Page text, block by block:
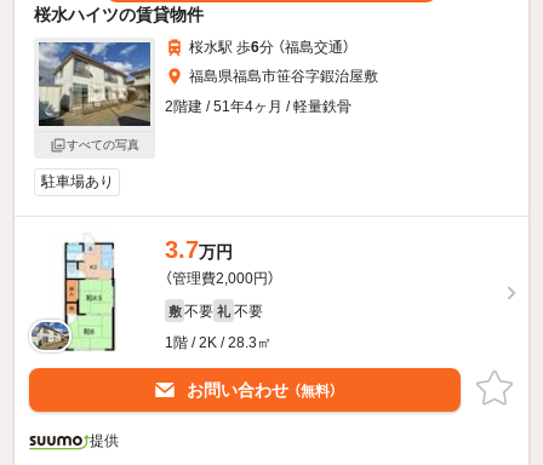
桜水ハイツの賃貸物件
すべての写真
桜水駅 歩6分 （福島交通）
福島県福島市笹谷字鍜治屋敷
2階建 / 51年4ヶ月 / 軽量鉄骨
駐車場あり
3.7万円
（管理費2,000円）
敷 不要 礼 不要
1階 / 2K / 28.3㎡
お問い合わせ （無料）
提供